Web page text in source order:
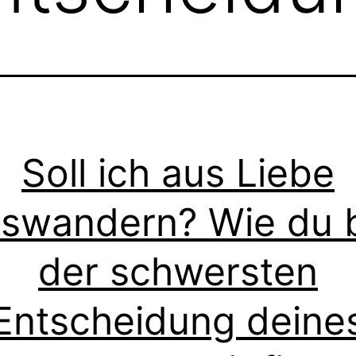
Soll ich aus Liebe
Wie du
der schwersten